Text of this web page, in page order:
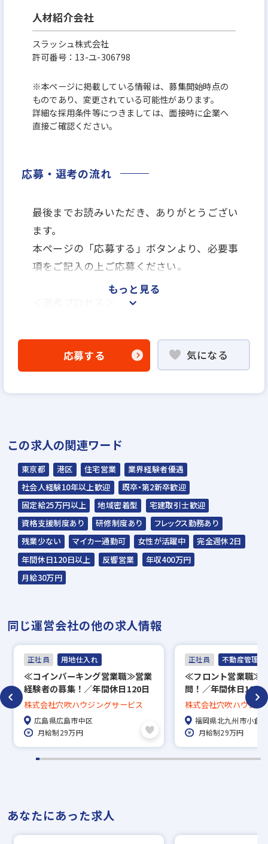
人材紹介会社
スラッシュ株式会社
許可番号：13-ユ-306798
※本ページに掲載している情報は、募集開始時点の
ものであり、変更されている可能性があります。
詳細な採用条件等につきましては、面接時に企業へ
直接ご確認ください。
応募・選考の流れ
最後までお読みいただき、ありがとうござい
ます。
本ページの「応募する」ボタンより、必要事
項をご記入の上ご応募ください。
▼
WEB書類選考
▼
説明選考会（電話面談）
式会社が行います＊
スラッシュ株式会社からのご連絡をお待ち
ください。
ご連絡までに7日程度いただく場合があり
ます。予めご了承ください。
担当：スラッシュ株式会社
本社：東京都港区赤坂2-15-16 赤坂ふく
面接（オンライン面接可）
▼
内定
※入社時期は相談に応じます。
※現在、在職中の方も積極的にご応募くださ
い。応募の秘密は厳守いたします。
もっと見る
応募する 気になる
この求人の関連ワード
東京都 港区 住宅営業
業界経験者優遇
社会人経験10年以上歓迎
既卒・第2新卒歓迎
固定給25万円以上
地域密着型
宅建取引士歓迎
資格支援制度あり
研修制度あり
フレックス勤務あり
残業少ない
マイカー通勤可 女性が活躍中
完全週休2日
年間休日120日以上
反響営業
年収400万円
月給30万円
同じ運営会社の他の求人情報
正社員 用地仕入れ
≪コインパーキング営業職≫営業
経験者の募集！／年間休日120日
×土日祝休／フレックスタイム制
／働きやすい環境あり
株式会社穴吹ハウジングサービス
広島県広島市中区
月給制29万円
正社員 不動産管理・
≪フロント営業職≫
問！／年間休日120
休み／フレックスタ
やすい環境あり
株式会社穴吹ハウジン
福岡県北九州市小倉
月給制29万円
あなたにあった求人